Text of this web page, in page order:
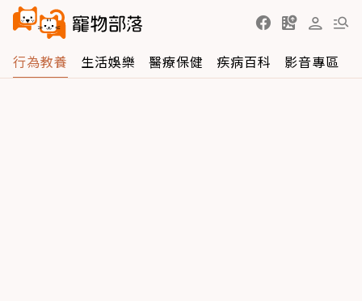
行為教養 生活娛樂 醫療保健 疾病百科 影音專區